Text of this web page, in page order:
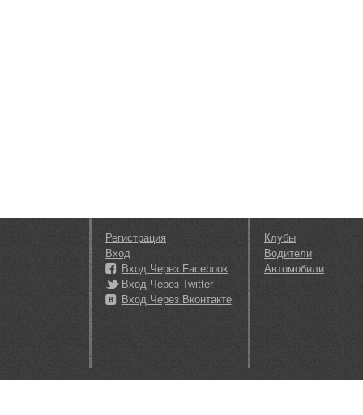
Регистрация
Вход
Вход Через Facebook
Вход Через Twitter
Вход Через Вконтакте
Клубы
Водители
Автомобили